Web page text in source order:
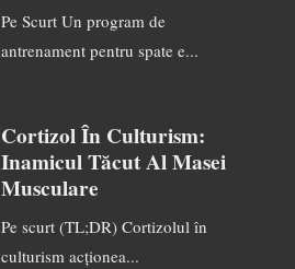
Pe Scurt Un program de
antrenament pentru spate e...
Cortizol În Culturism:
Inamicul Tăcut Al Masei
Musculare
Pe scurt (TL;DR) Cortizolul în
culturism acționea...